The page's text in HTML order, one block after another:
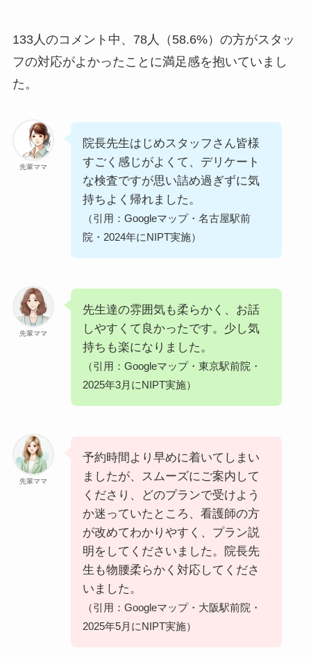
133人のコメント中、78人（58.6%）の方がスタッ
フの対応がよかったことに満足感を抱いていまし
た。
先輩ママ
院長先生はじめスタッフさん皆様
すごく感じがよくて、デリケート
な検査ですが思い詰め過ぎずに気
持ちよく帰れました。
（引用：Googleマップ・名古屋駅前
院・2024年にNIPT実施）
先輩ママ
先生達の雰囲気も柔らかく、お話
しやすくて良かったです。少し気
持ちも楽になりました。
（引用：Googleマップ・東京駅前院・
2025年3月にNIPT実施）
先輩ママ
予約時間より早めに着いてしまい
ましたが、スムーズにご案内して
くださり、どのプランで受けよう
か迷っていたところ、看護師の方
が改めてわかりやすく、プラン説
明をしてくださいました。院長先
生も物腰柔らかく対応してくださ
いました。
（引用：Googleマップ・大阪駅前院・
2025年5月にNIPT実施）